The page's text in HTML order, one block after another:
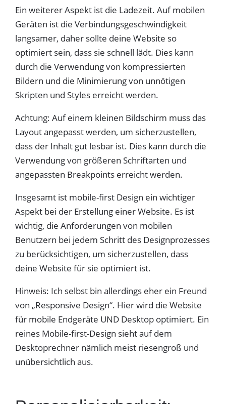
Ein weiterer Aspekt ist die Ladezeit. Auf mobilen
Geräten ist die Verbindungsgeschwindigkeit
langsamer, daher sollte deine Website so
optimiert sein, dass sie schnell lädt. Dies kann
durch die Verwendung von kompressierten
Bildern und die Minimierung von unnötigen
Skripten und Styles erreicht werden.
Achtung: Auf einem kleinen Bildschirm muss das
Layout angepasst werden, um sicherzustellen,
dass der Inhalt gut lesbar ist. Dies kann durch die
Verwendung von größeren Schriftarten und
angepassten Breakpoints erreicht werden.
Insgesamt ist mobile-first Design ein wichtiger
Aspekt bei der Erstellung einer Website. Es ist
wichtig, die Anforderungen von mobilen
Benutzern bei jedem Schritt des Designprozesses
zu berücksichtigen, um sicherzustellen, dass
deine Website für sie optimiert ist.
Hinweis: Ich selbst bin allerdings eher ein Freund
von „Responsive Design“. Hier wird die Website
für mobile Endgeräte UND Desktop optimiert. Ein
reines Mobile-first-Design sieht auf dem
Desktoprechner nämlich meist riesengroß und
unübersichtlich aus.